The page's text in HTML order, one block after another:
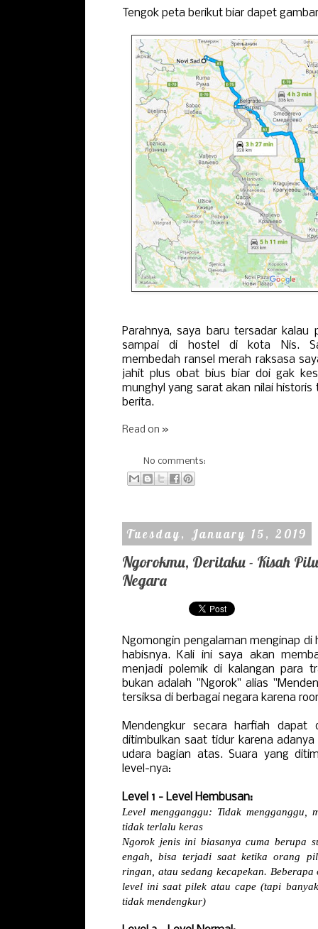
Tengok peta berikut biar dapet
Parahnya, saya baru tersadar
sampai di hostel di kota Nis.
membedah ransel merah raksasa
jahit plus obat bius biar doi gak
munghyl yang sarat akan nilai
berita.
Read on »
No comments:
Tuesday, January 15, 2019
Ngorokmu, Deritaku - Kisah
Negara
Ngomongin pengalaman menginap
habisnya. Kali ini saya akan
menjadi polemik di kalangan para
bukan adalah "Ngorok" alias
tersiksa di berbagai negara karena
Mendengkur secara harfiah dapat
ditimbulkan saat tidur karena
udara bagian atas. Suara yang
level-nya:
Level 1 - Level Hembusan:
Level mengganggu: Tidak mengganggu,
tidak terlalu keras
Ngorok jenis ini biasanya cuma berupa
engah, bisa terjadi saat ketika orang
ringan, atau sedang kecapekan.
level ini saat pilek atau cape (tapi
tidak mendengkur)